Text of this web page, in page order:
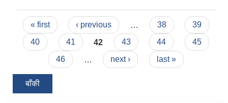
Pages
« first ‹ previous 38
39
40
41 42 43 44
45
46
next › last »
बाँकी